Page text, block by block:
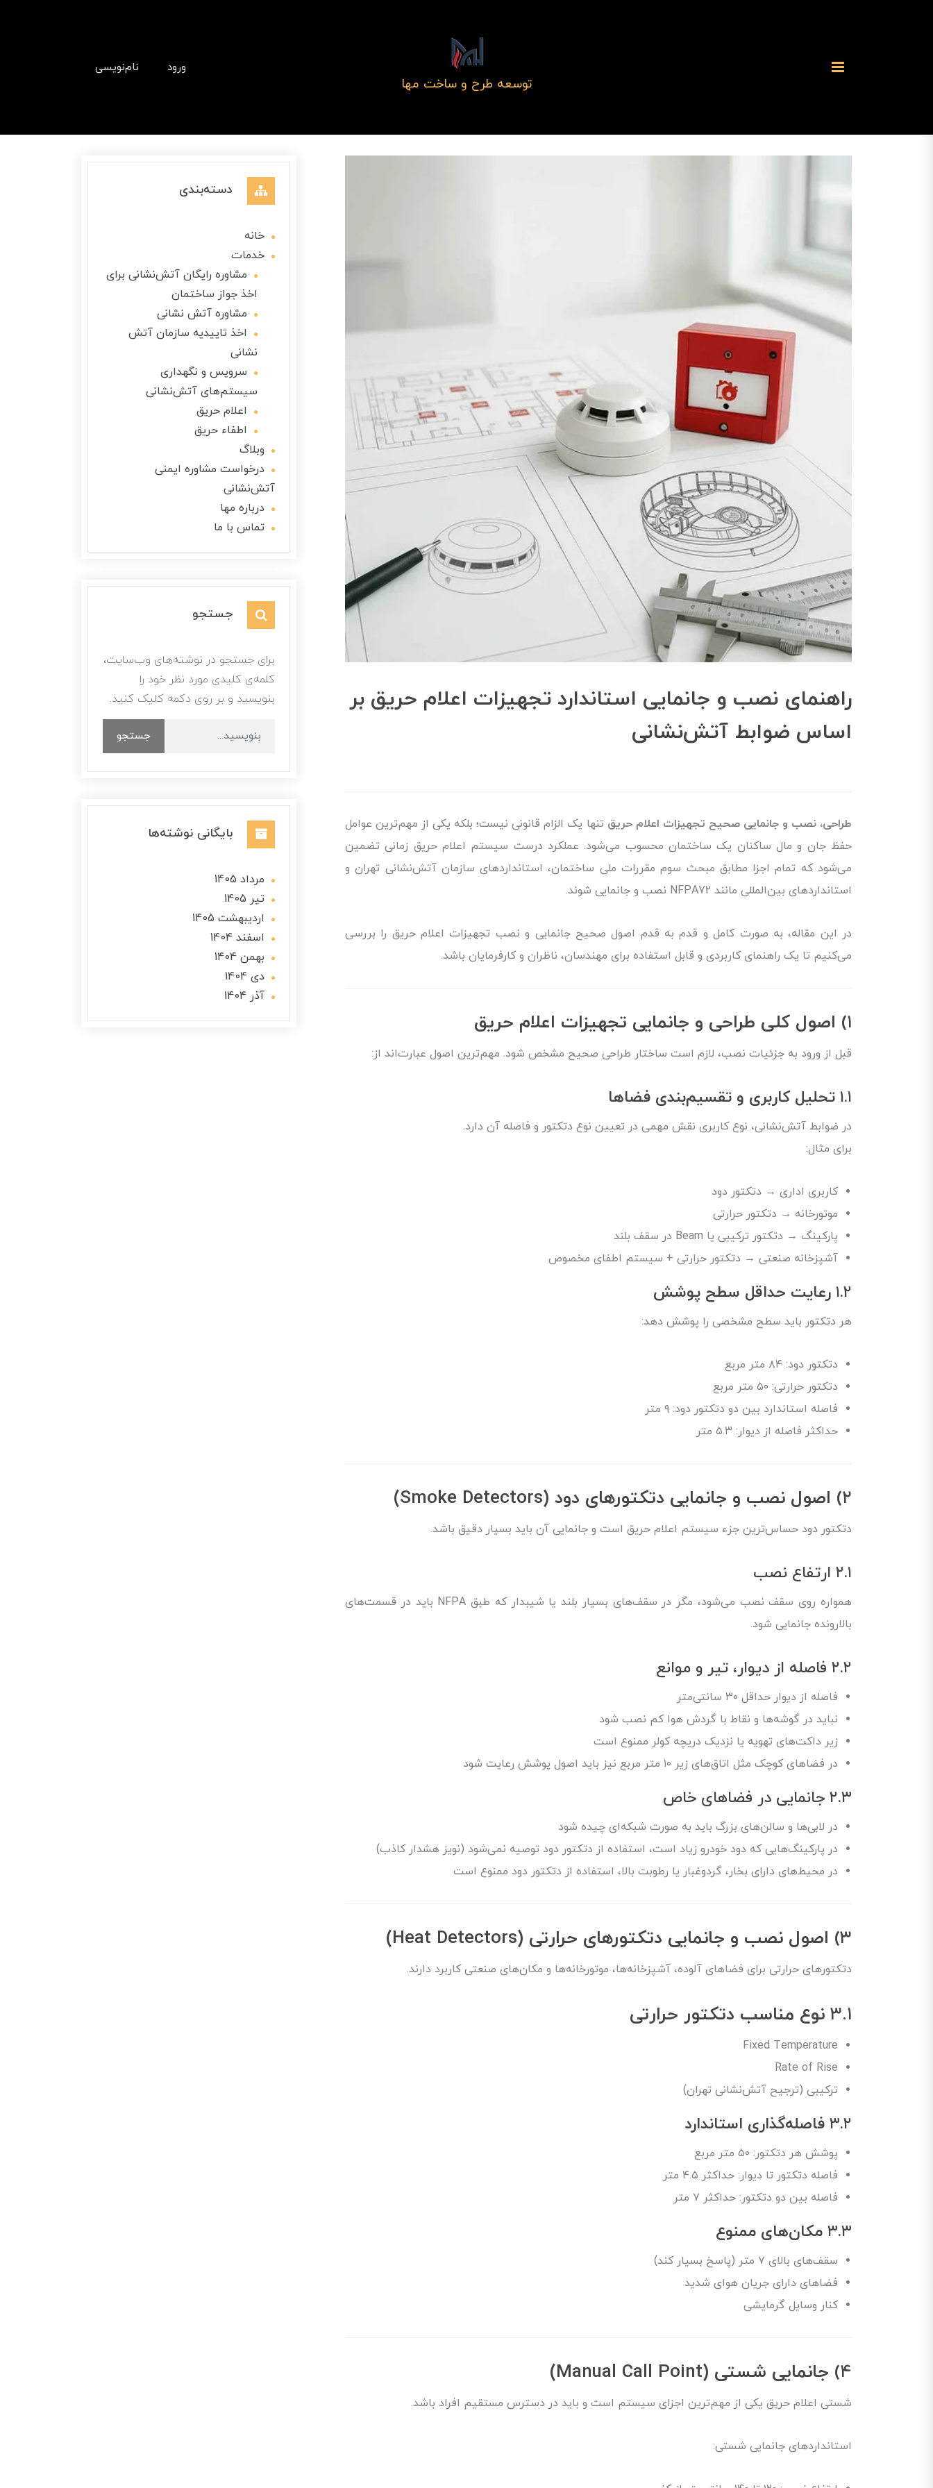
توسعه طرح و ساخت مها
ورود نام‌نویسی
راهنمای نصب و جانمایی استاندارد تجهیزات اعلام حریق بر
اساس ضوابط آتش‌نشانی
طراحی، نصب و جانمایی صحیح تجهیزات اعلام حریق تنها یک الزام قانونی نیست؛ بلکه یکی از مهم‌ترین عوامل
حفظ جان و مال ساکنان یک ساختمان محسوب می‌شود. عملکرد درست سیستم اعلام حریق زمانی تضمین
می‌شود که تمام اجزا مطابق مبحث سوم مقررات ملی ساختمان، استانداردهای سازمان آتش‌نشانی تهران و
استانداردهای بین‌المللی مانند NFPA72 نصب و جانمایی شوند.
در این مقاله، به صورت کامل و قدم به قدم اصول صحیح جانمایی و نصب تجهیزات اعلام حریق را بررسی
می‌کنیم تا یک راهنمای کاربردی و قابل استفاده برای مهندسان، ناظران و کارفرمایان باشد.
۱) اصول کلی طراحی و جانمایی تجهیزات اعلام حریق
قبل از ورود به جزئیات نصب، لازم است ساختار طراحی صحیح مشخص شود. مهم‌ترین اصول عبارت‌اند از:
۱.۱ تحلیل کاربری و تقسیم‌بندی فضاها
در ضوابط آتش‌نشانی، نوع کاربری نقش مهمی در تعیین نوع دتکتور و فاصله آن دارد.
برای مثال:
کاربری اداری → دتکتور دود
موتورخانه → دتکتور حرارتی
پارکینگ → دتکتور ترکیبی یا Beam در سقف بلند
آشپزخانه صنعتی → دتکتور حرارتی + سیستم اطفای مخصوص
۱.۲ رعایت حداقل سطح پوشش
هر دتکتور باید سطح مشخصی را پوشش دهد:
دتکتور دود: ۸۴ متر مربع
دتکتور حرارتی: ۵۰ متر مربع
فاصله استاندارد بین دو دتکتور دود: ۹ متر
حداکثر فاصله از دیوار: ۵.۳ متر
۲) اصول نصب و جانمایی دتکتورهای دود (Smoke Detectors)
دتکتور دود حساس‌ترین جزء سیستم اعلام حریق است و جانمایی آن باید بسیار دقیق باشد.
۲.۱ ارتفاع نصب
همواره روی سقف نصب می‌شود، مگر در سقف‌های بسیار بلند یا شیبدار که طبق NFPA باید در قسمت‌های
بالارونده جانمایی شود.
۲.۲ فاصله از دیوار، تیر و موانع
فاصله از دیوار حداقل ۳۰ سانتی‌متر
نباید در گوشه‌ها و نقاط با گردش هوا کم نصب شود
زیر داکت‌های تهویه یا نزدیک دریچه کولر ممنوع است
در فضاهای کوچک مثل اتاق‌های زیر ۱۰ متر مربع نیز باید اصول پوشش رعایت شود
۲.۳ جانمایی در فضاهای خاص
در لابی‌ها و سالن‌های بزرگ باید به صورت شبکه‌ای چیده شود
در پارکینگ‌هایی که دود خودرو زیاد است، استفاده از دتکتور دود توصیه نمی‌شود (نویز هشدار کاذب)
در محیط‌های دارای بخار، گردوغبار یا رطوبت بالا، استفاده از دتکتور دود ممنوع است
۳) اصول نصب و جانمایی دتکتورهای حرارتی (Heat Detectors)
دتکتورهای حرارتی برای فضاهای آلوده، آشپزخانه‌ها، موتورخانه‌ها و مکان‌های صنعتی کاربرد دارند.
۳.۱ نوع مناسب دتکتور حرارتی
Fixed Temperature
Rate of Rise
ترکیبی (ترجیح آتش‌نشانی تهران)
۳.۲ فاصله‌گذاری استاندارد
پوشش هر دتکتور: ۵۰ متر مربع
فاصله دتکتور تا دیوار: حداکثر ۴.۵ متر
فاصله بین دو دتکتور: حداکثر ۷ متر
۳.۳ مکان‌های ممنوع
سقف‌های بالای ۷ متر (پاسخ بسیار کند)
فضاهای دارای جریان هوای شدید
کنار وسایل گرمایشی
۴) جانمایی شستی (Manual Call Point)
شستی اعلام حریق یکی از مهم‌ترین اجزای سیستم است و باید در دسترس مستقیم افراد باشد.
استانداردهای جانمایی شستی:
دسته‌بندی
خانه
خدمات
مشاوره رایگان آتش‌نشانی برای
اخذ جواز ساختمان
مشاوره آتش نشانی
اخذ تاییدیه سازمان آتش
نشانی
سرویس و نگهداری
سیستم‌های آتش‌نشانی
اعلام حریق
اطفاء حریق
وبلاگ
درخواست مشاوره ایمنی
آتش‌نشانی
درباره مها
تماس با ما
جستجو
برای جستجو در نوشته‌های وب‌سایت،
کلمه‌ی کلیدی مورد نظر خود را
بنویسید و بر روی دکمه کلیک کنید.
جستجو
بایگانی نوشته‌ها
مرداد 1405
تير 1405
ارديبهشت 1405
اسفند 1404
بهمن 1404
دی 1404
آذر 1404